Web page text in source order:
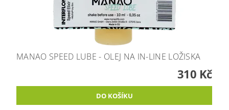
MANAO SPEED LUBE - OLEJ NA IN-LINE LOŽISKA
310 Kč